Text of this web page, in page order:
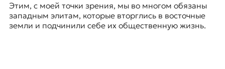
Этим, с моей точки зрения, мы во многом обязаны
западным элитам, которые вторглись в восточные
земли и подчинили себе их общественную жизнь.